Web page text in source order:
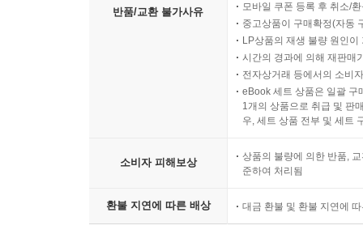
반품/교환 불가사유
모바일 쿠폰 등록 후 취소/
중고상품이 구매확정(자동
LP상품의 재생 불량 원인
시간의 경과에 의해 재판매
전자상거래 등에서의 소비
eBook 세트 상품은 일괄 구
1개의 상품으로 취급 및 판
우, 세트 상품 전부 및 세트
소비자 피해보상
상품의 불량에 의한 반품,
준하여 처리됨
환불 지연에 따른 배상 대금 환불 및 환불 지연에